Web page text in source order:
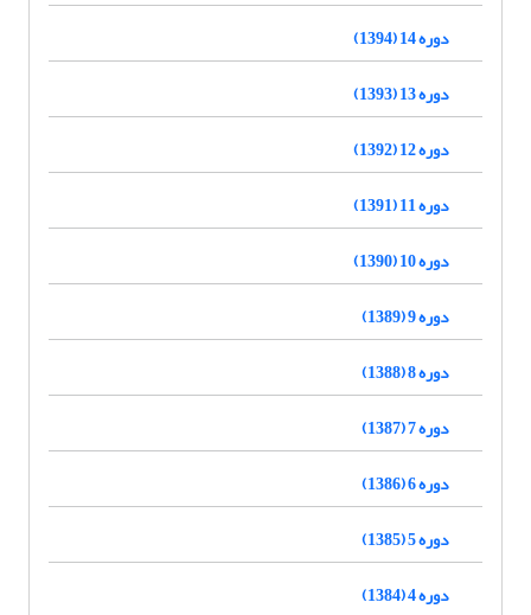
دوره 14 (1394)
دوره 13 (1393)
دوره 12 (1392)
دوره 11 (1391)
دوره 10 (1390)
دوره 9 (1389)
دوره 8 (1388)
دوره 7 (1387)
دوره 6 (1386)
دوره 5 (1385)
دوره 4 (1384)